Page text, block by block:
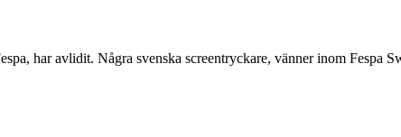
har avlidit. Några svenska screentryckare, vänner inom Fespa